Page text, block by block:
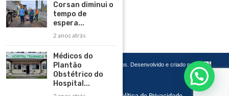
ASSINE
Copyright 2026 – Todos os Direitos Reservados. Desenvolvido e criado por
Cadô
Agência de Marketing
Corsan diminui o
tempo de
espera...
2 anos atrás
Médicos do
Plantão
Obstétrico do
Hospital...